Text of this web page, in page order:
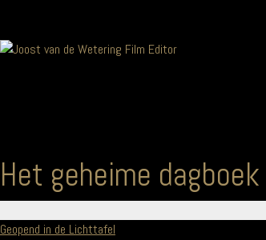
Het geheime
Geopend in de Lichttafel